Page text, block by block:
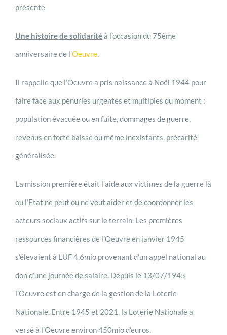
présente
Une histoire de solidaritéà l’occasion du 75ème
anniversaire de l’Oeuvre.
Il rappelle que l’Oeuvre a pris naissance à Noël 1944 pour
faire face aux pénuries urgentes et multiples du moment :
population évacuée ou en fuite, dommages de guerre,
revenus en forte baisse ou même inexistants, précarité
généralisée.
La mission première était l’aide aux victimes de la guerre là
ou l’Etat ne peut ou ne veut aider et de coordonner les
acteurs sociaux actifs sur le terrain. Les premières
ressources financières de l’Oeuvre en janvier 1945
s’élevaient à LUF 4,6mio provenant d’un appel national au
don d’une journée de salaire. Depuis le 13/07/1945
l’Oeuvre est en charge de la gestion de la Loterie
Nationale. Entre 1945 et 2021, la Loterie Nationale a
versé à l’Oeuvre environ 450mio d’euros.